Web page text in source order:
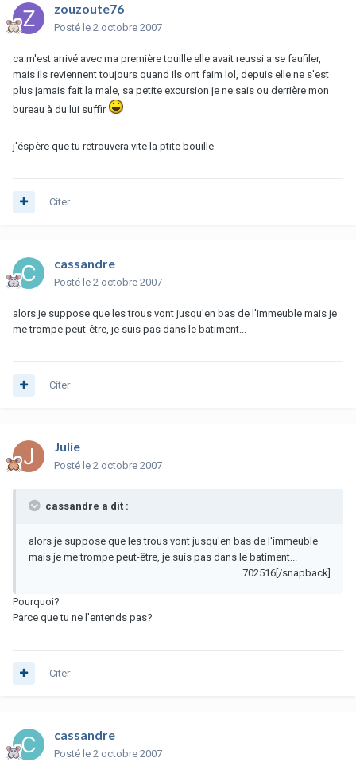
zouzoute76
Posté le 2 octobre 2007
ca m'est arrivé avec ma première touille elle avait reussi a se faufiler,
mais ils reviennent toujours quand ils ont faim lol, depuis elle ne s'est
plus jamais fait la male, sa petite excursion je ne sais ou derrière mon
bureau à du lui suffir
j'éspère que tu retrouvera vite la ptite bouille
Citer
cassandre
Posté le 2 octobre 2007
alors je suppose que les trous vont jusqu'en bas de l'immeuble mais je
me trompe peut-être, je suis pas dans le batiment...
Citer
Julie
Posté le 2 octobre 2007
cassandre a dit :
alors je suppose que les trous vont jusqu'en bas de l'immeuble
mais je me trompe peut-être, je suis pas dans le batiment...
702516[/snapback]
Pourquoi?
Parce que tu ne l'entends pas?
Citer
cassandre
Posté le 2 octobre 2007